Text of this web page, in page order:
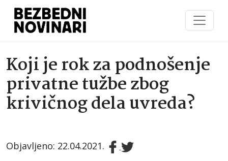
Koji je rok za podnošenje
privatne tužbe zbog
krivičnog dela uvreda?
Objavljeno: 22.04.2021.